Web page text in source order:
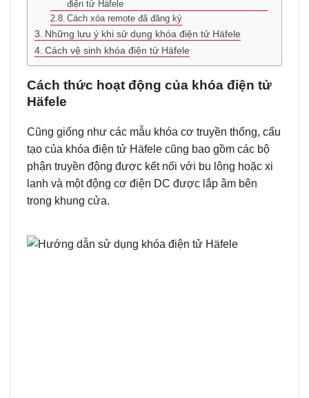
điện tử Häfele
Cách xóa remote đã đăng ký
Những lưu ý khi sử dụng khóa điện tử Häfele
Cách vệ sinh khóa điện tử Häfele
Cách thức hoạt động của khóa điện tử
Häfele
Cũng giống như các mẫu khóa cơ truyền thống, cấu
tạo của khóa điện tử Häfele cũng bao gồm các bộ
phận truyền động được kết nối với bu lông hoặc xi
lanh và một động cơ điện DC được lắp âm bên
trong khung cửa.